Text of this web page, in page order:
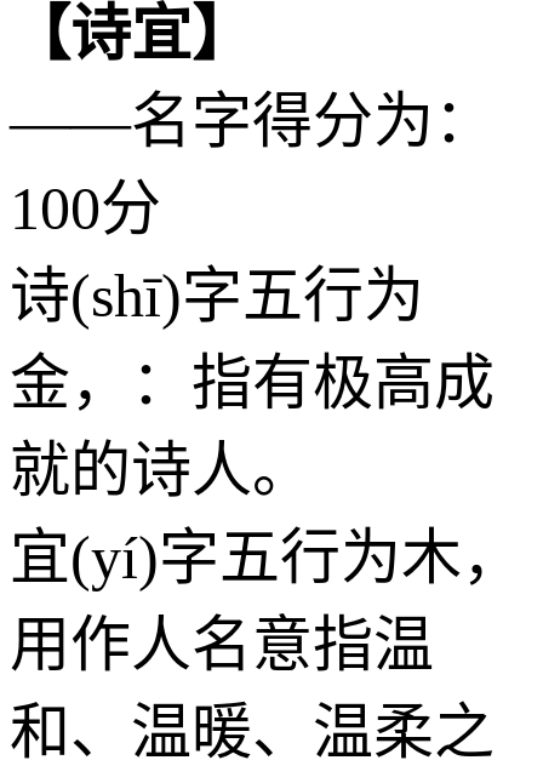
【诗宜】
——名字得分为：
100分
诗(shī)字五行为
金，：指有极高成
就的诗人。
宜(yí)字五行为木，
用作人名意指温
和、温暖、温柔之